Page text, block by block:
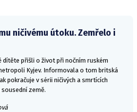
ničivému útoku. Zemřelo i
dítěte přišli o život při nočním ruském
Kyjev. Informovala o tom britská
pokračuje v sérii ničivých a smrtících
země.